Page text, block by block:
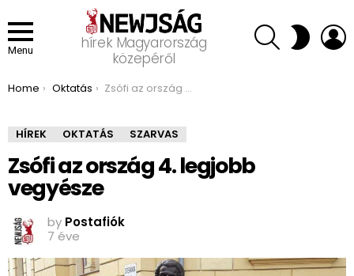
Menu
hírek Magyarország
közepéről
SEARCH SWITCH
SKIN
You are here:
Home Oktatás Zsófi az ország 4. legjobb vegyésze
HÍREK OKTATÁS SZARVAS
Zsófi az ország 4. legjobb
vegyésze
by Postafiók
7 éve